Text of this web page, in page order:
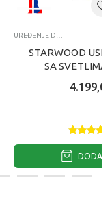
UREĐENJE DOMA ZA DECU
STARWOOD
SA SVETLIMA
4.199,00
DODAJ